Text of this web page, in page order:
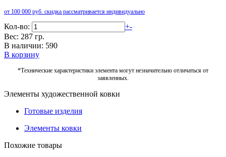
от 100 000 руб. скидка рассматривается индивидуально
Кол-во: +-
Вес: 287 гр.
В наличии: 590
В корзину
*Технические характеристики элемента могут незначительно отличаться от
заявленных.
Элементы художественной ковки
Готовые изделия
Элементы ковки
Похожие товары